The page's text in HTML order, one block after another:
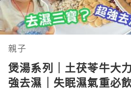
親子
煲湯系列｜土茯苓牛大
強去濕｜失眠濕氣重必